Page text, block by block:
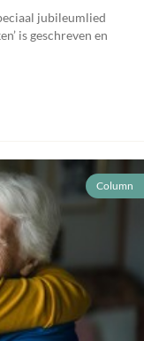
jubileumlied
is geschreven en
Column